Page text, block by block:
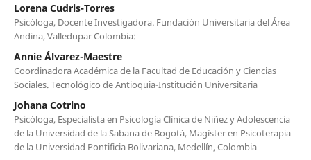
Lorena Cudris-Torres
Psicóloga, Docente Investigadora. Fundación Universitaria del Área
Andina, Valledupar Colombia:
Annie Álvarez-Maestre
Coordinadora Académica de la Facultad de Educación y Ciencias
Sociales. Tecnológico de Antioquia-Institución Universitaria
Johana Cotrino
Psicóloga, Especialista en Psicología Clínica de Niñez y Adolescencia
de la Universidad de la Sabana de Bogotá, Magíster en Psicoterapia
de la Universidad Pontificia Bolivariana, Medellín, Colombia